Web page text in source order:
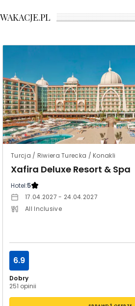
WAKACJE.PL
Turcja / Riwiera Turecka / Konakli
Xafira Deluxe Resort & Spa
Hotel:5
17.04.2027 - 24.04.2027
All Inclusive
Dobry
251 opinii
6.9